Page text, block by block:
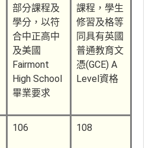
部分課程及
學分，以符
合中正高中
及美國
Fairmont
High School
畢業要求
課程，學生
修習及格等
同具有英國
普通教育文
憑(GCE) A
Level資格
106 108